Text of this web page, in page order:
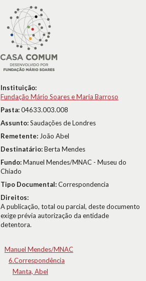
Instituição:
Fundação Mário Soares e Maria Barroso
Pasta:04633.003.008
Assunto:Saudações de Londres
Remetente: João Abel
Destinatário:Berta Mendes
Fundo:Manuel Mendes/MNAC - Museu do
Chiado
Tipo Documental:Correspondencia
Direitos:
A publicação, total ou parcial, deste documento
exige prévia autorização da entidade
detentora.
Manuel Mendes/MNAC
6.Correspondência
Manta, Abel